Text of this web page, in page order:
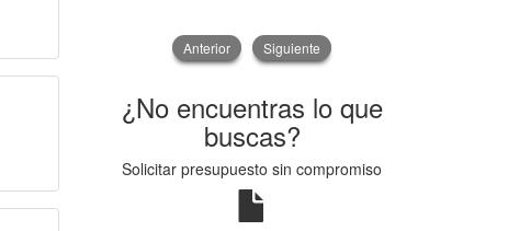
Anterior Siguiente
¿No encuentras lo que
buscas?
Solicitar presupuesto sin compromiso